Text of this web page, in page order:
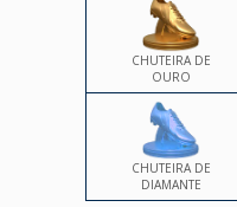
CHUTEIRA DE
OURO
CHUTEIRA DE
DIAMANTE